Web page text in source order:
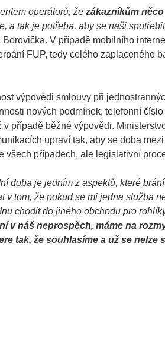
operátorů, že zákazníkům
a tak je potřeba, aby se naši
V případě mobilního
FUP, tedy celého zaplaceného
výpovědi smlouvy při
nových podmínek, telefonní
případě běžné výpovědi.
upraví tak, aby se doba
všech případech, ale legislativní
doba je jedním z aspektů, které
v tom, že pokud se mi jedna služba
chodit do jiného obchodu pro
v náš neprospěch, máme na
tak, že souhlasíme a už se nelze